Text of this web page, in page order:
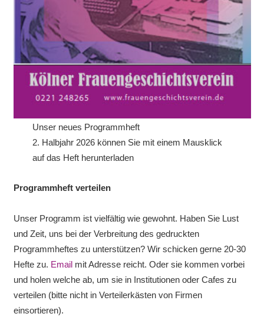
Unser neues Programmheft
2. Halbjahr 2026 können Sie mit einem Mausklick
auf das Heft herunterladen
Programmheft verteilen
Unser Programm ist vielfältig wie gewohnt. Haben Sie Lust
und Zeit, uns bei der Verbreitung des gedruckten
Programmheftes zu unterstützen? Wir schicken gerne 20-30
Hefte zu. Emailmit Adresse reicht. Oder sie kommen vorbei
und holen welche ab, um sie in Institutionen oder Cafes zu
verteilen (bitte nicht in Verteilerkästen von Firmen
einsortieren).